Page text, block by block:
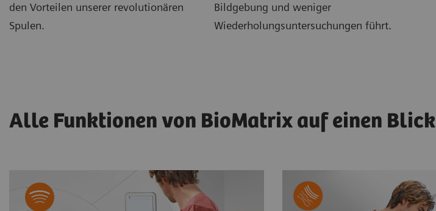
den Vorteilen unserer revolutionären
Spulen.
Bildgebung und weniger
Wiederholungsuntersuchungen führt.
Alle Funktionen von BioMatrix auf einen Blick